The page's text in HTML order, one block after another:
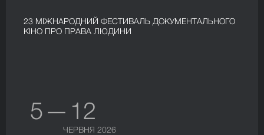
23 МІЖНАРОДНИЙ ФЕСТИВАЛЬ ДОКУМЕНТАЛЬНОГО
КІНО ПРО ПРАВА ЛЮДИНИ
5 — 12
ЧЕРВНЯ 2026